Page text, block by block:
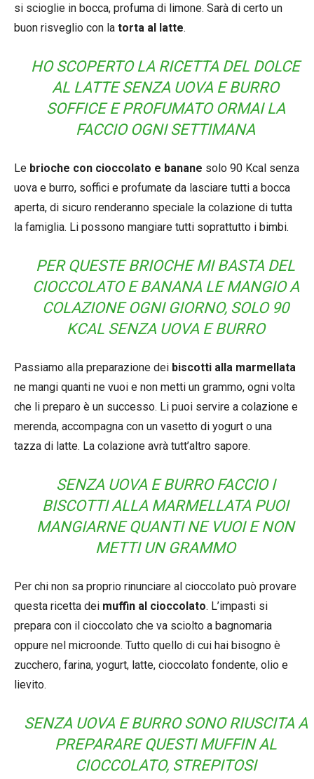
si scioglie in bocca, profuma di limone. Sarà di certo un
buon risveglio con la torta al latte.
HO SCOPERTO LA RICETTA DEL DOLCE
AL LATTE SENZA UOVA E BURRO
SOFFICE E PROFUMATO ORMAI LA
FACCIO OGNI SETTIMANA
Le brioche con cioccolato e banane solo 90 Kcal senza
uova e burro, soffici e profumate da lasciare tutti a bocca
aperta, di sicuro renderanno speciale la colazione di tutta
la famiglia. Li possono mangiare tutti soprattutto i bimbi.
PER QUESTE BRIOCHE MI BASTA DEL
CIOCCOLATO E BANANA LE MANGIO A
COLAZIONE OGNI GIORNO, SOLO 90
KCAL SENZA UOVA E BURRO
Passiamo alla preparazione dei biscotti alla marmellata
ne mangi quanti ne vuoi e non metti un grammo, ogni volta
che li preparo è un successo. Li puoi servire a colazione e
merenda, accompagna con un vasetto di yogurt o una
tazza di latte. La colazione avrà tutt’altro sapore.
SENZA UOVA E BURRO FACCIO I
BISCOTTI ALLA MARMELLATA PUOI
MANGIARNE QUANTI NE VUOI E NON
METTI UN GRAMMO
Per chi non sa proprio rinunciare al cioccolato può provare
questa ricetta dei muffin al cioccolato. L’impasti si
prepara con il cioccolato che va sciolto a bagnomaria
oppure nel microonde. Tutto quello di cui hai bisogno è
zucchero, farina, yogurt, latte, cioccolato fondente, olio e
lievito.
SENZA UOVA E BURRO SONO RIUSCITA A
PREPARARE QUESTI MUFFIN AL
CIOCCOLATO, STREPITOSI